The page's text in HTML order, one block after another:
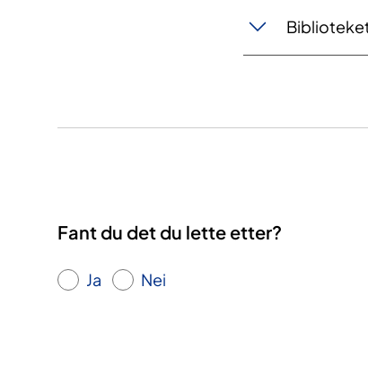
Fant du det du lette etter?
Ja Nei